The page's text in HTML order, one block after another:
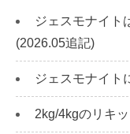
ジェスモナイト
(2026.05追記)
ジェスモナイト
2kg/4kgのリキ